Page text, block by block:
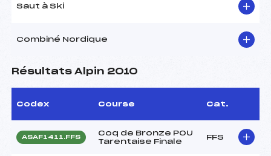
Saut à Ski
Combiné Nordique
Résultats Alpin 2010
Codex Course Cat.
ASAF1411.FFS
Coq de Bronze POU
Tarentaise Finale
FFS